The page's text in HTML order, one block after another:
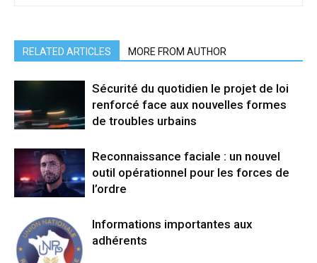
RELATED ARTICLES MORE FROM AUTHOR
Sécurité du quotidien le projet de loi
renforcé face aux nouvelles formes
de troubles urbains
Reconnaissance faciale : un nouvel
outil opérationnel pour les forces de
l’ordre
Informations importantes aux
adhérents